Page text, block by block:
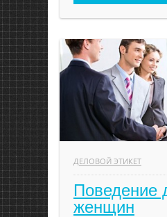
ДЕЛОВОЙ ЭТИКЕТ
Поведение
женщин